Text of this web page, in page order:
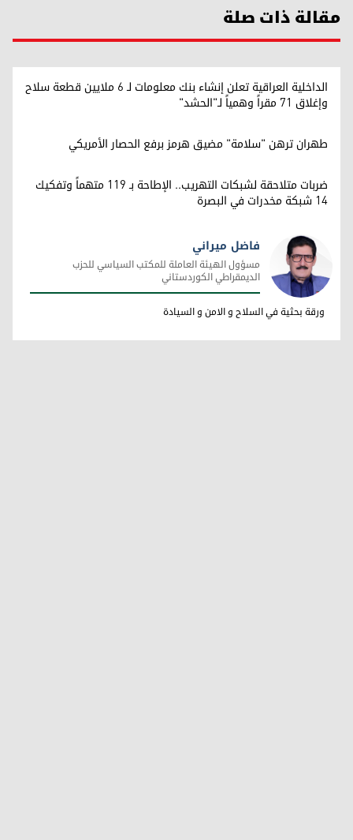
مقالة ذات صلة
الداخلية العراقية تعلن إنشاء بنك معلومات لـ 6 ملايين قطعة سلاح
وإغلاق 71 مقراً وهمياً لـ"الحشد"
طهران ترهن "سلامة" مضيق هرمز برفع الحصار الأمريكي
ضربات متلاحقة لشبكات التهريب.. الإطاحة بـ 119 متهماً وتفكيك
14 شبكة مخدرات في البصرة
فاضل ميراني
فاضل ميراني
مسؤول الهيئة العاملة للمكتب السياسي للحزب
الديمقراطي الكوردستاني
ورقة بحثية في السلاح و الامن و السيادة